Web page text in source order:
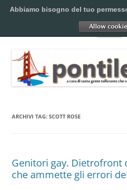
al
Pontilex
Menu
ARCHIVI TAG: SCOTT ROSE
Genitori gay. Dietrofront
che ammette gli errori
Abbiamo bisogno del tuo